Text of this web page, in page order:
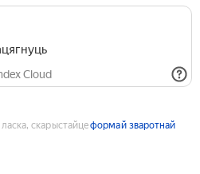
Cloud
ласка, скарыстайцеформай зваротнай